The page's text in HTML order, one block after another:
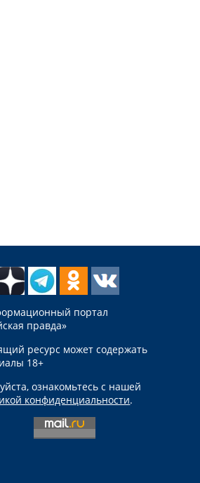
портал
правда»
ресурс может содержать
18+
ознакомьтесь с нашей
конфиденциальности.